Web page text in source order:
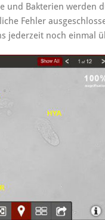
und Bakterien werden
Fehler
jederzeit noch einmal